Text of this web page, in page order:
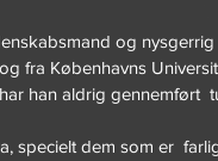
og
fra Københavns
han aldrig gennemført
specielt dem som er